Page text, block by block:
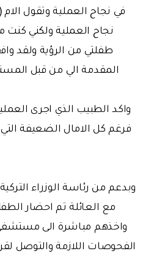
في نجاح العملية وتقول
نجاح العملية ولكني كنت
طفلتي من الرؤية ولقد
المقدمة الي من قبل
واكد الطبيب الذي اجرى
فرغم كل الامال الضعيفة التي
وبدعم من رئاسة الوزراء
مع العائلة تم احضار
واخذهم مباشرة الى مستشفى
الفحوصات اللازمة والتوصل